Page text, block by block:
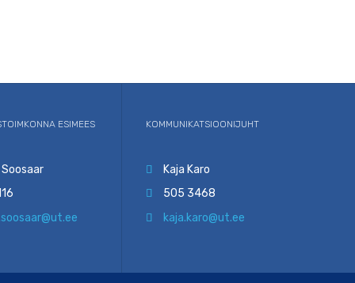
ESIMEES KOMMUNIKATSIOONIJUHT
 Kaja Karo
 505 3468
 kaja.karo@ut.ee